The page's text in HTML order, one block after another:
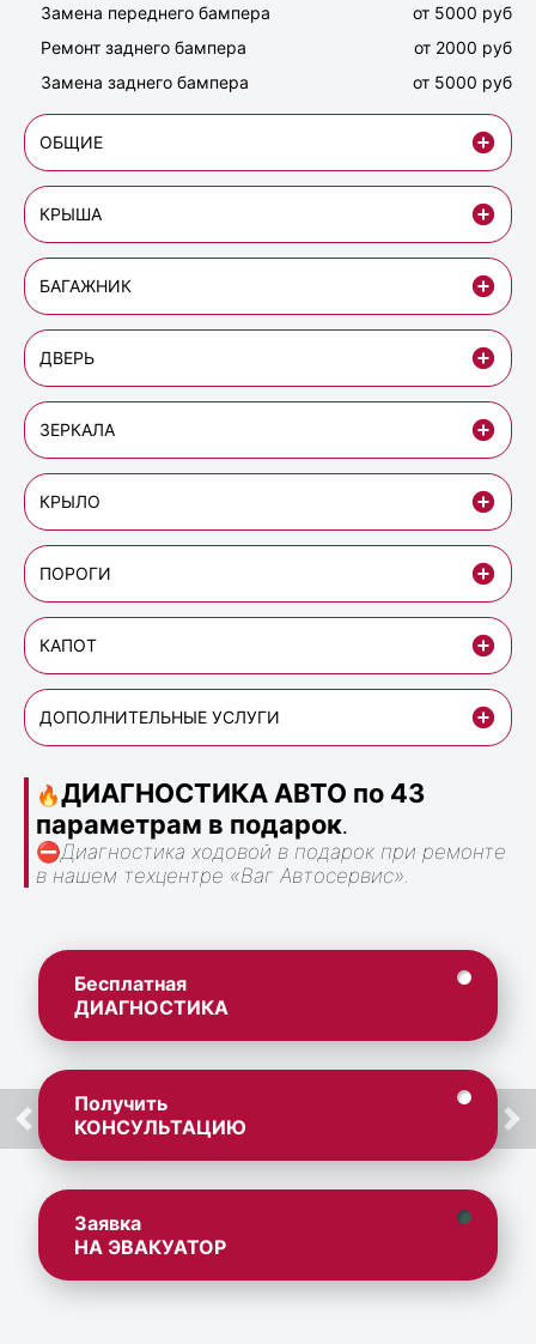
Замена переднего бампера
от 5000 руб
Ремонт заднего бампера
от 2000 руб
Замена заднего бампера
от 5000 руб
ОБЩИЕ
КРЫША
БАГАЖНИК
ДВЕРЬ
ЗЕРКАЛА
КРЫЛО
ПОРОГИ
КАПОТ
ДОПОЛНИТЕЛЬНЫЕ УСЛУГИ
🔥ДИАГНОСТИКА АВТО по 43
параметрам в подарок.
⛔Диагностика ходовой в подарок при ремонте
в нашем техцентре «Ваг Автосервис».
Бесплатная
ДИАГНОСТИКА
Получить
КОНСУЛЬТАЦИЮ
Заявка
НА ЭВАКУАТОР